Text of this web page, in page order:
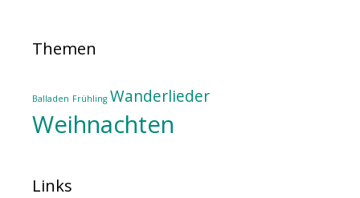
Themen
Balladen Frühling Wanderlieder
Weihnachten
Links